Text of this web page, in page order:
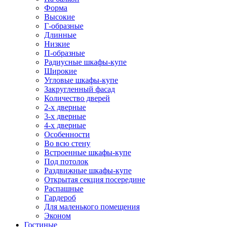
Форма
Высокие
Г-образные
Длинные
Низкие
П-образные
Радиусные шкафы-купе
Широкие
Угловые шкафы-купе
Закругленный фасад
Количество дверей
2-х дверные
3-х дверные
4-х дверные
Особенности
Во всю стену
Встроенные шкафы-купе
Под потолок
Раздвижные шкафы-купе
Открытая секция посередине
Распашные
Гардероб
Для маленького помещения
Эконом
Гостиные